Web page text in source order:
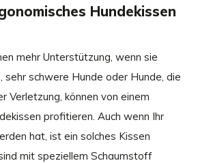
Hundekissen
mehr Unterstützung, wenn sie
sehr schwere Hunde oder Hunde, die
Verletzung, können von einem
profitieren. Auch wenn Ihr
hat, ist ein solches Kissen
mit speziellem Schaumstoff